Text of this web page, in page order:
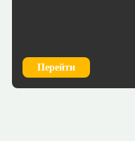
Перейти